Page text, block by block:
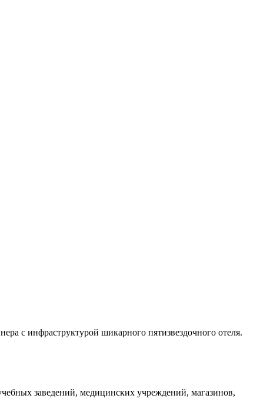
с инфраструктурой шикарного пятизвездочного отеля.
заведений, медицинских учреждений, магазинов,